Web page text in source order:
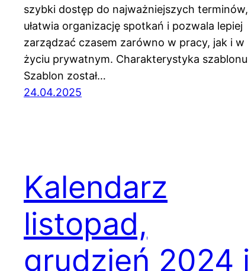
szybki dostęp do najważniejszych terminów,
ułatwia organizację spotkań i pozwala lepiej
zarządzać czasem zarówno w pracy, jak i w
życiu prywatnym. Charakterystyka szablonu
Szablon został…
24.04.2025
Kalendarz
listopad,
grudzień 2024 i